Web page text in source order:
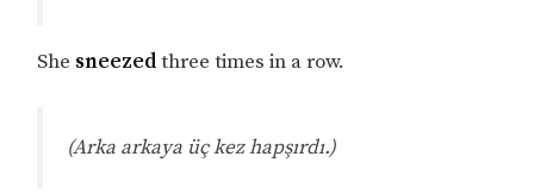
She sneezedthree times in a row.
(Arka arkaya üç kez hapşırdı.)